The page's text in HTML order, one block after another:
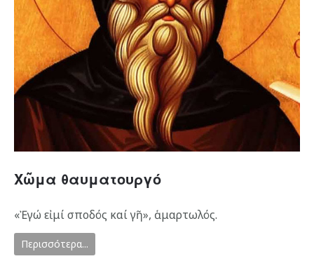
Χῶμα θαυματουργό
«Ἐγώ εἰμί σποδός καί γῆ», ἁμαρτωλός.
Περισσότερα...